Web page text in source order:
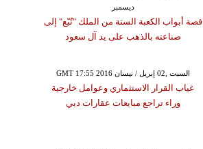
ديسمبر
قصة أبواب الكعبة الستة من الملك "تُبّع" إلى
صناعته بالذهب على يد آل سعود
GMT 17:55 2016 السبت ,02 إبريل / نيسان
غياب القرار الاستثماري وعوامل خارجية
وراء تراجع مبايعات عقارات دبي